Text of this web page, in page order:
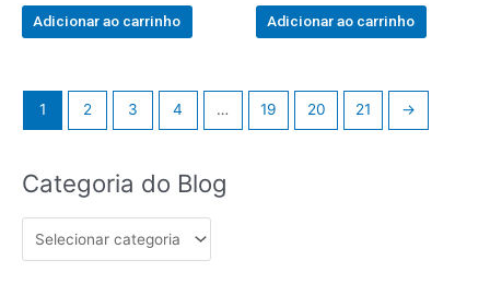
out
Adicionar ao carrinho
out
Adicionar ao carrinho
1 2 3 4 … 19 20 21 →
Categoria do Blog
Categoria
do
Blog